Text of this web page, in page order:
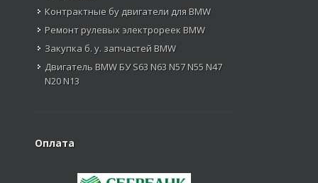
Контрактные бу двигатели для BMW
Ремонт рулевых электрореек BMW
Закупка б. у. запчастей BMW
Двигатель BMW БУ S63 N63 N57 N55 N47
N20 N13
Оплата